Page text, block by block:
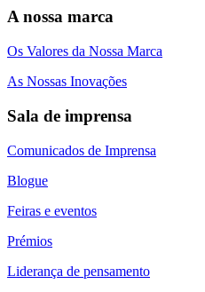
A nossa marca
Os Valores da Nossa Marca
As Nossas Inovações
Sala de imprensa
Comunicados de Imprensa
Blogue
Feiras e eventos
Prémios
Liderança de pensamento